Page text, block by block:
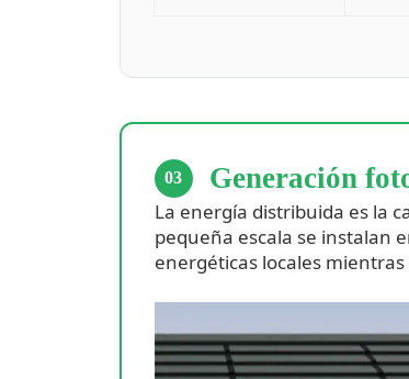
03 Generación
La energía distribuida es la
pequeña escala se instalan
energéticas locales